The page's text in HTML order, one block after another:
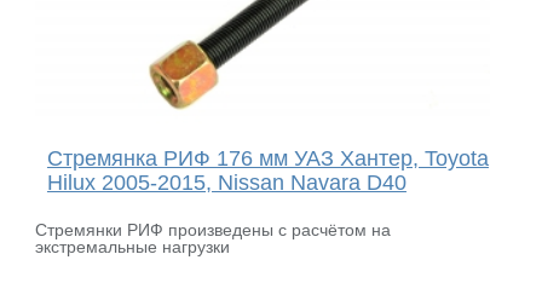
Стремянка РИФ 176 мм УАЗ Хантер, Toyota
Hilux 2005-2015, Nissan Navara D40
Cтремянки РИФ произведены с расчётом на
экстремальные нагрузки